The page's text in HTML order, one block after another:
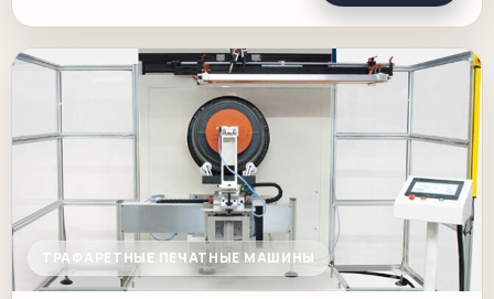
ТРАФАРЕТНЫЕ ПЕЧАТНЫЕ МАШИНЫ